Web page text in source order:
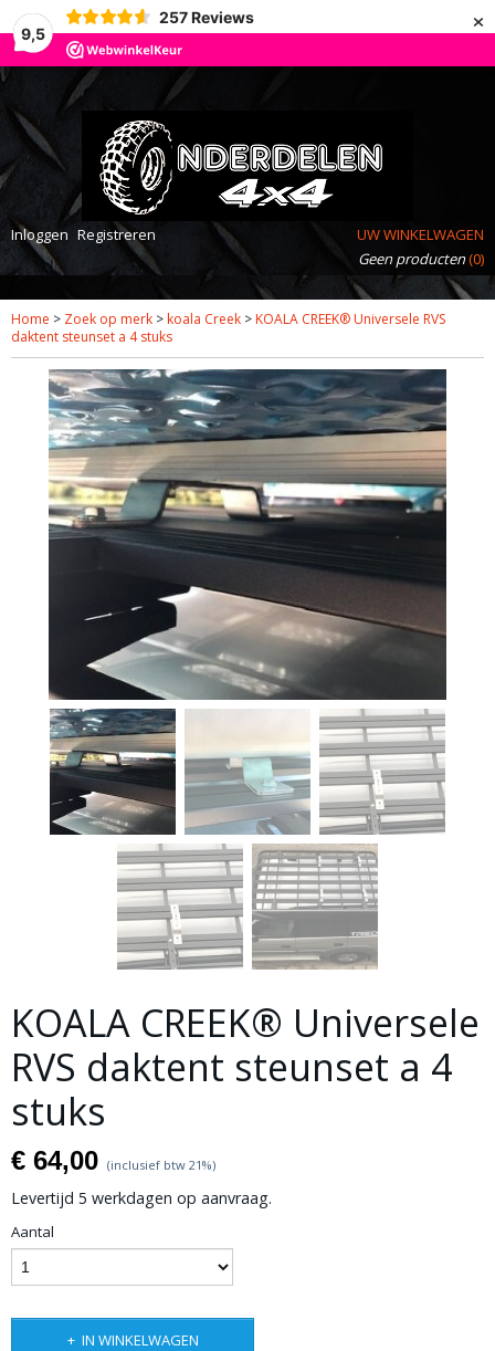
9,5
257 Reviews ×
Inloggen Registreren
UW WINKELWAGEN
Geen producten(0)
Home > Zoek op merk > koala Creek > KOALA CREEK® Universele RVS
daktent steunset a 4 stuks
KOALA CREEK® Universele
RVS daktent steunset a 4
stuks
€ 64,00 (inclusief btw 21%)
Levertijd 5 werkdagen op aanvraag.
Aantal
IN WINKELWAGEN